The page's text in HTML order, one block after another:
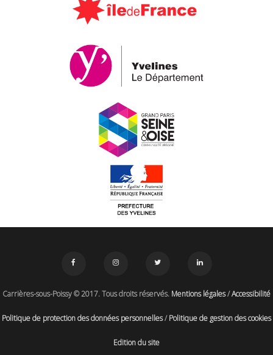
Carrières-sous-Poissy © 2017. Tous droits réservés. Mentions légales/Accessibilité
Politique de protection des données personnelles/Politique de gestion des cookies
Edition du site